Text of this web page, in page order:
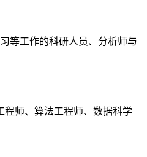
等工作的科研人员、分析师与
程师、算法工程师、数据科学